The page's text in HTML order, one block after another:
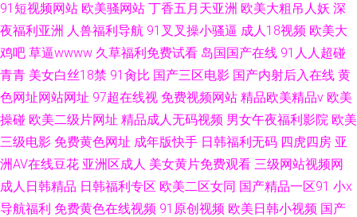
91短视频网站 欧美骚网站 丁香五月天亚洲 欧美大粗吊人妖 深
夜福利亚洲 人兽福利导航 91叉叉操小骚逼 成人18视频 欧美大
鸡吧 草逼wwww 久草福利免费试看 岛国国产在线 91人人超碰
青青 美女白丝18禁 91肏比 国产三区电影 国产内射后入在线 黄
色网址网站网址 97超在线视 免费视频网站 精品欧美精品v 欧美
操碰 欧美二级片网址 精品成人无码视频 男女午夜福利影院 欧美
三级电影 免费黄色网址 成年版快手 日韩福利无码 四虎四房 亚
洲AV在线豆花 亚洲区成人 美女黄片免费观看 三级网站视频网
成人日韩精品 日韩福利专区 欧美二区女同 国产精品一区91 小x
导航福利 免费黄色在线视频 91原创视频 欧美日韩小视频 国产